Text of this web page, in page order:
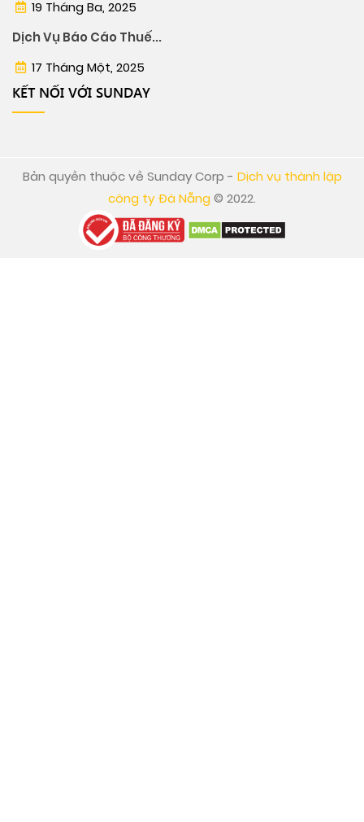
19 Tháng Ba, 2025
Dịch Vụ Báo Cáo Thuế...
17 Tháng Một, 2025
KẾT NỐI VỚI SUNDAY
Bản quyền thuộc về Sunday Corp - Dịch vụ thành lập
công ty Đà Nẵng © 2022.